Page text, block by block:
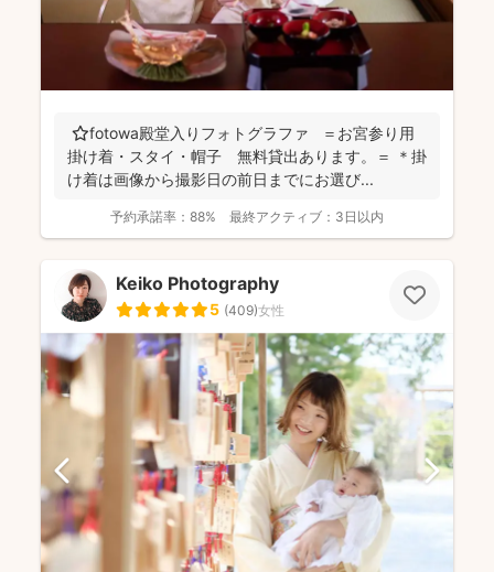
⭐️fotowa殿堂入りフォトグラファ ＝お宮参り用
掛け着・スタイ・帽子 無料貸出あります。＝ ＊掛
け着は画像から撮影日の前日までにお選び...
予約承諾率： 88% 最終アクティブ： 3日以内
Keiko Photography
5 (409)女性